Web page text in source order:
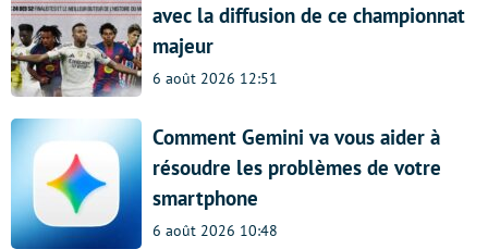
avec la diffusion de ce championnat
majeur
6 août 2026 12:51
Comment Gemini va vous aider à
résoudre les problèmes de votre
smartphone
6 août 2026 10:48